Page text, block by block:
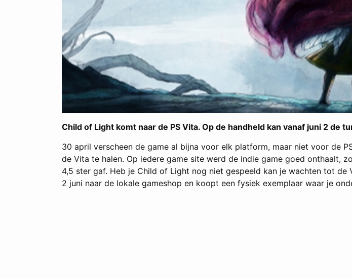
Child of Light komt naar de PS Vita. Op de handheld kan vanaf juni 2 de
30 april verscheen de game al bijna voor elk platform, maar niet voor de
de Vita te halen. Op iedere game site werd de indie game goed onthaalt,
4,5 ster gaf. Heb je Child of Light nog niet gespeeld kan je wachten tot
2 juni naar de lokale gameshop en koopt een fysiek exemplaar waar je